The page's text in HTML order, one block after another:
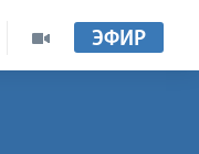
ЭФИР